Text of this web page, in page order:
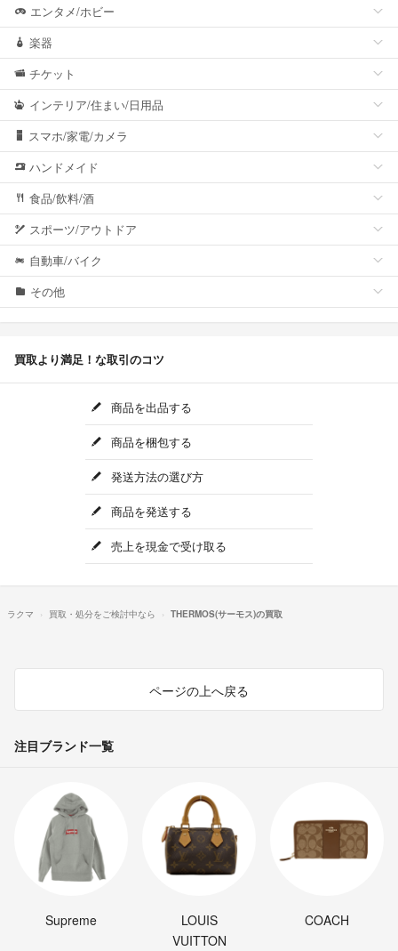
エンタメ/ホビー
楽器
チケット
インテリア/住まい/日用品
スマホ/家電/カメラ
ハンドメイド
食品/飲料/酒
スポーツ/アウトドア
自動車/バイク
その他
買取より満足！な取引のコツ
商品を出品する
商品を梱包する
発送方法の選び方
商品を発送する
売上を現金で受け取る
ラクマ 買取・処分をご検討中なら THERMOS(サーモス)の買取
ページの上へ戻る
注目ブランド一覧
Supreme
LOUIS
VUITTON
COACH